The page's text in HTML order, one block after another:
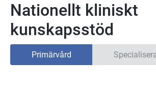
Nationellt kliniskt
kunskapsstöd
Primärvård